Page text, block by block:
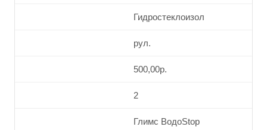
Гидростеклоизол
рул.
500,00р.
2
Глимс ВодоStop